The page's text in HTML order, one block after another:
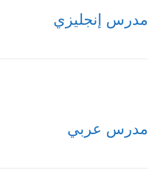
مدرس إنجليزي
مدرس عربي